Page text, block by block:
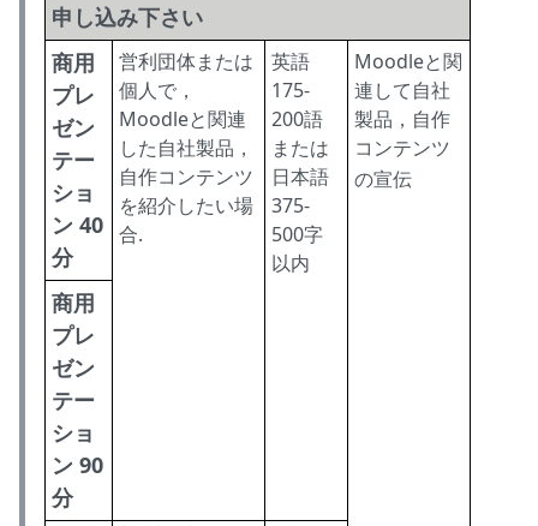
申し込み下さい
商用
プレ
ゼン
テー
ショ
ン 40
分
営利団体または
個人で，
Moodleと関連
した自社製品，
自作コンテンツ
を紹介したい場
合.
英語
175-
200語
または
日本語
375-
500字
以内
Moodleと関
連して自社
製品，自作
コンテンツ
の宣伝
商用
プレ
ゼン
テー
ショ
ン 90
分